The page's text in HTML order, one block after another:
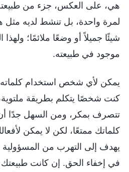
هي، على العكس، جزء من
لمرة واحدة، بل تنشط لديه مثل
شيئًا جميلاً أو وضعًا ملائمًا؛
موجود في طبيعته.
يمكن لأي شخص استخدام كلماته
كنت شخصًا يتكلم بطريقة
تتصرف بمكر، ومن السهل جدًا أن
كلماتك ممتعًا، لكن لا يمكن
يهدف إلى التهرب من
في إخفاء الحق. إن كانت